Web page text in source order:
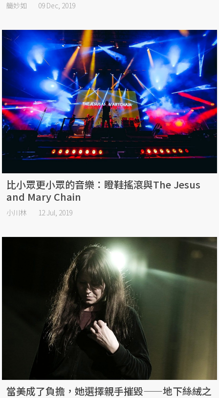
簡妙如 09 Dec, 2019
比小眾更小眾的音樂：瞪鞋搖滾與The Jesus
and Mary Chain
小川林 12 Jul, 2019
當美成了負擔，她選擇親手摧毀——地下絲絨之